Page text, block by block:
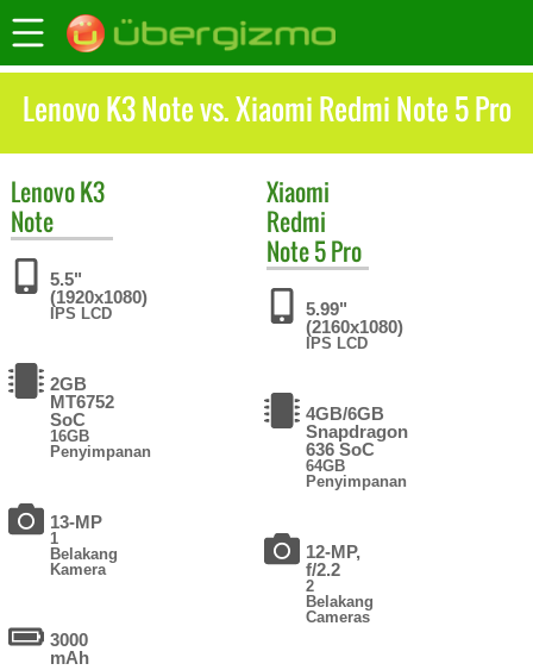
Lenovo K3 Note vs. Xiaomi Redmi Note 5 Pro
LenovoK3
Note
5.5"
(1920x1080)
IPS LCD
2GB
MT6752
SoC
16GB
Penyimpanan
13-MP
1
Belakang
Kamera
3000
mAh
Xiaomi
Redmi
Note 5 Pro
5.99"
(2160x1080)
IPS LCD
4GB/6GB
Snapdragon
636 SoC
64GB
Penyimpanan
12-MP,
f/2.2
2
Belakang
Cameras